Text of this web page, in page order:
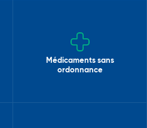
Médicaments sans
ordonnance